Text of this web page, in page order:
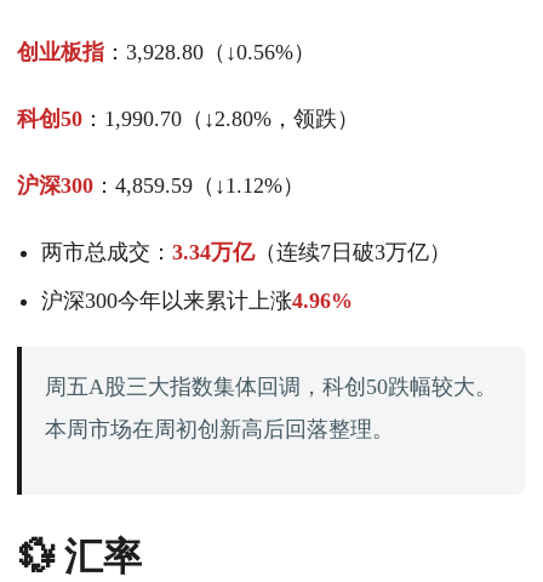
创业板指 ：3,928.80（↓0.56%）
科创50 ：1,990.70（↓2.80%，领跌）
沪深300 ：4,859.59（↓1.12%）
两市总成交： 3.34万亿（连续7日破3万亿）
沪深300今年以来累计上涨4.96%
周五A股三大指数集体回调，科创50跌幅较大。
本周市场在周初创新高后回落整理。
💱 汇率